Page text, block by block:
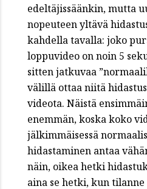
edeltäjissäänkin, mutta
nopeuteen yltävä
kahdella tavalla: joko
loppuvideo on noin 5
sitten jatkuvaa
välillä ottaa niitä
videota. Näistä
enemmän, koska koko
jälkimmäisessä
hidastaminen antaa
näin, oikea hetki
aina se hetki, kun